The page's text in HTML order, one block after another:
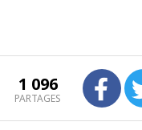
1 096
PARTAGES